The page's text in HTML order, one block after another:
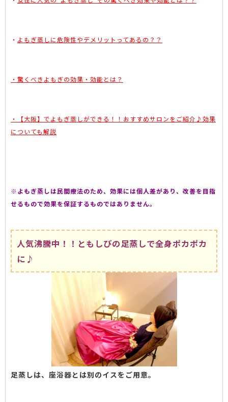
・ よもぎ蒸しに危険性やデメリットってあるの？？
・驚くべきよもぎの効果・効能とは？
・【大阪】でよもぎ蒸しができる！！おすすめサロンをご紹介♪効果
についても解説
※よもぎ蒸しは民間療法のため、効果には個人差があり、改善を目指
せるもので効果を保証するものではありません。
人気沸騰中！！ともしびの足蒸しで全身ポカポカ
に♪
足蒸しは、座浴器とは別のイスをご用意。